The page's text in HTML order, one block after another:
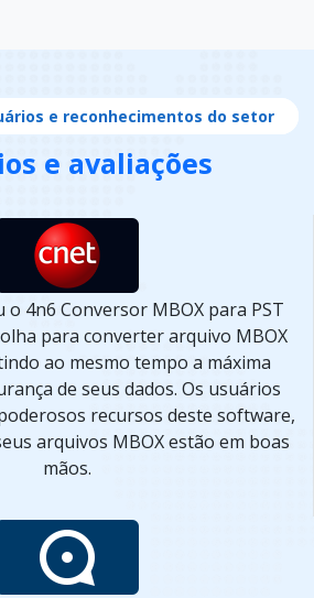
e reconhecimentos do setor
e avaliações
o 4n6 Conversor MBOX para PST
para converter arquivo MBOX
ao mesmo tempo a máxima
de seus dados. Os usuários
recursos deste software,
arquivos MBOX estão em boas
mãos.